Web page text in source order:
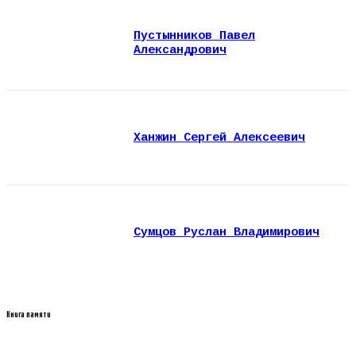
Пустынников Павел
Александрович
Ханжин Сергей Алексеевич
Сумцов Руслан Владимирович
Книга памяти